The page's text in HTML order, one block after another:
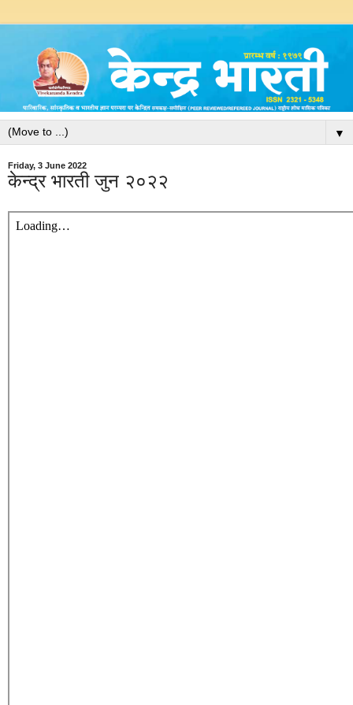
▼
Friday, 3 June 2022
केन्द्र भारती जुन २०२२